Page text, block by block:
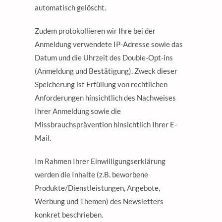
automatisch gelöscht.
Zudem protokollieren wir Ihre bei der
Anmeldung verwendete IP-Adresse sowie das
Datum und die Uhrzeit des Double-Opt-ins
(Anmeldung und Bestätigung). Zweck dieser
Speicherung ist Erfüllung von rechtlichen
Anforderungen hinsichtlich des Nachweises
Ihrer Anmeldung sowie die
Missbrauchsprävention hinsichtlich Ihrer E-
Mail.
Im Rahmen Ihrer Einwilligungserklärung
werden die Inhalte (z.B. beworbene
Produkte/Dienstleistungen, Angebote,
Werbung und Themen) des Newsletters
konkret beschrieben.